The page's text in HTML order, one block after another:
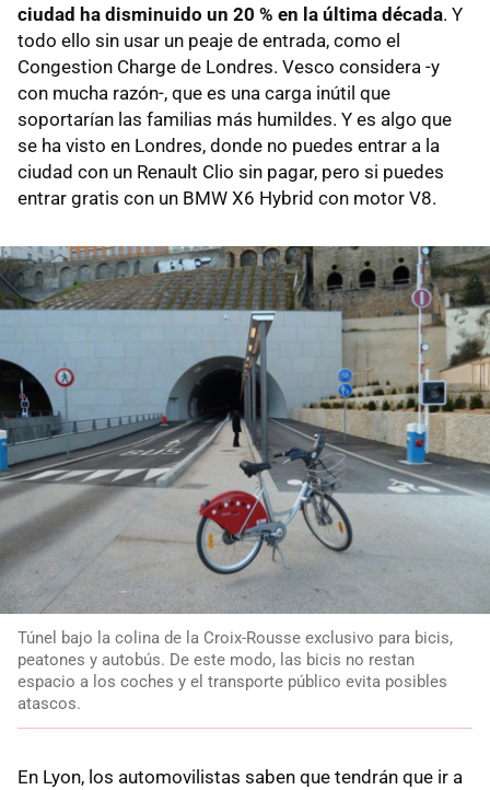
ciudad ha disminuido un 20 % en la última década. Y
todo ello sin usar un peaje de entrada, como el
Congestion Charge de Londres. Vesco considera -y
con mucha razón-, que es una carga inútil que
soportarían las familias más humildes. Y es algo que
se ha visto en Londres, donde no puedes entrar a la
ciudad con un Renault Clio sin pagar, pero si puedes
entrar gratis con un BMW X6 Hybrid con motor V8.
Túnel bajo la colina de la Croix-Rousse exclusivo para bicis,
peatones y autobús. De este modo, las bicis no restan
espacio a los coches y el transporte público evita posibles
atascos.
En Lyon, los automovilistas saben que tendrán que ir a